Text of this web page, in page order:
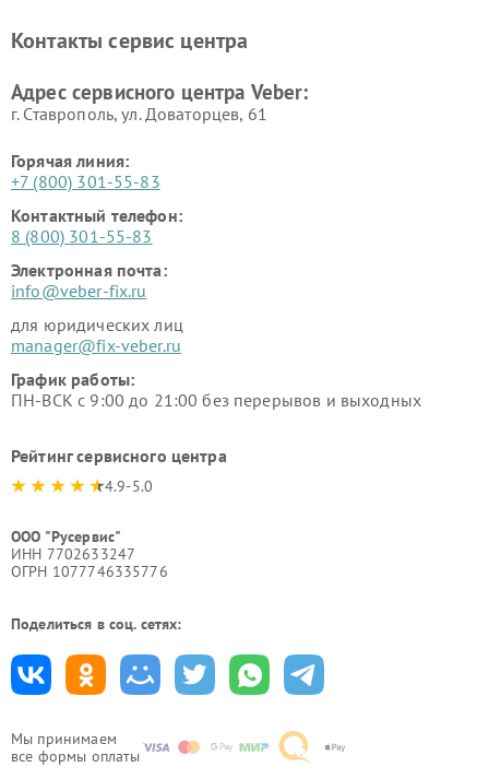
Мы принимаем
все формы оплаты
Контакты сервис центра
Адрес сервисного центра Veber:
г. Ставрополь, ул. Доваторцев, 61
Горячая линия:
+7 (800) 301-55-83
Контактный телефон:
8 (800) 301-55-83
Электронная почта:
info@veber-fix.ru
для юридических лиц
manager@fix-veber.ru
График работы:
ПН-ВСК с 9:00 до 21:00 без перерывов и выходных
Рейтинг сервисного центра
4.9-5.0
ООО "Русервис"
ИНН 7702633247
ОГРН 1077746335776
Поделиться в соц. сетях: